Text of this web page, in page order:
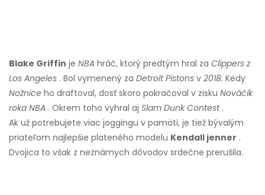
Blake Griffin je NBA hráč, ktorý predtým hral za Clippers z
Los Angeles . Bol vymenený za Detroit Pistons v 2018. Kedy
Nožnice ho draftoval, dosť skoro pokračoval v zisku Nováčik
roka NBA . Okrem toho vyhral aj Slam Dunk Contest.
Ak už potrebujete viac joggingu v pamäti, je tiež bývalým
priateľom najlepšie plateného modelu Kendall jenner .
Dvojica to však z neznámych dôvodov srdečne prerušila.